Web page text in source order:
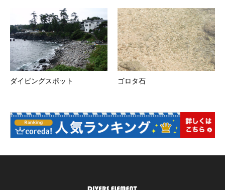
ダイビングスポット ゴロタ石